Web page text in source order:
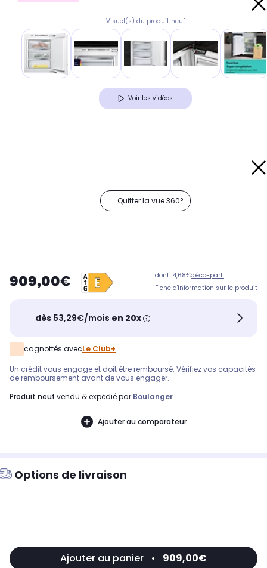
Visuel(s) du produit neuf
Voir les vidéos
Quitter la vue 360°
909,00€ dont 14,68€d'éco-part.
Fiche d'information sur le produit
dès 53,29€/mois en 20x
cagnottés avecLe Club+
Un crédit vous engage et doit être remboursé. Vérifiez vos capacités
de remboursement avant de vous engager.
produit neuf vendu & expédié par Boulanger
Ajouter au comparateur
Options de livraison
Ajouter au panier • 909,00€